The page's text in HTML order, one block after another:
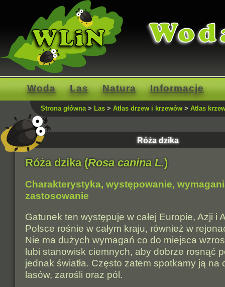
Woda Las Natura Informacje
Strona główna> Las > Atlas drzew i krzewów > Atlas
Róża dzika
Róża dzika (Rosa canina L.)
Charakterystyka, występowanie,
zastosowanie
Gatunek ten występuje w całej Europie, Azji i
Polsce rośnie w całym kraju, również w
Nie ma dużych wymagań co do miejsca
lubi stanowisk ciemnych, aby dobrze rosnąć
jednak światła. Często zatem spotkamy ją na
lasów, zarośli oraz pól.